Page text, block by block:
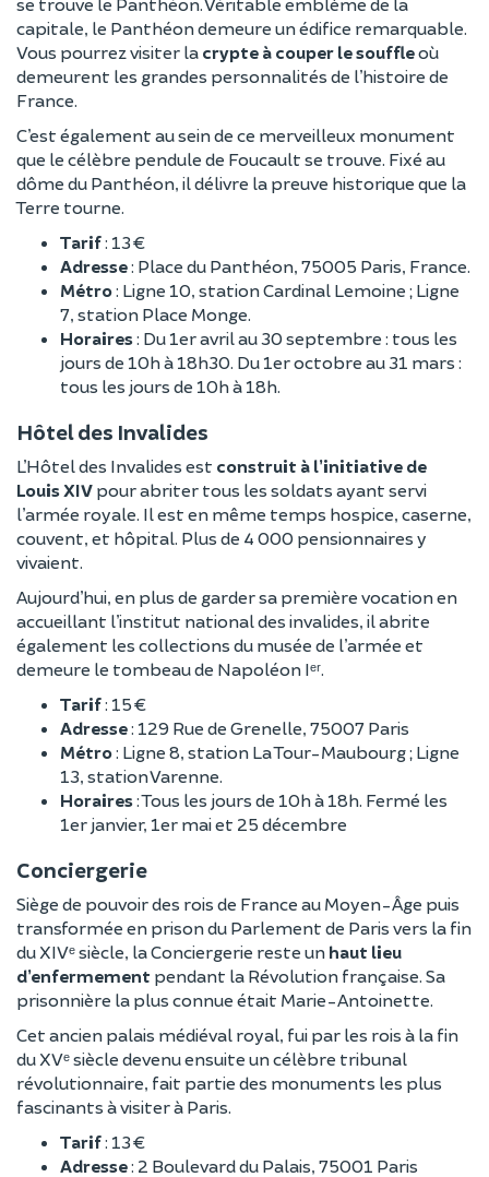
capitale, le Panthéon demeure un édifice remarquable.
Vous pourrez visiter la crypte à couper le souffleoù
demeurent les grandes personnalités de l’histoire de
France.
C’est également au sein de ce merveilleux monument
que le célèbre pendule de Foucault se trouve. Fixé au
dôme du Panthéon, il délivre la preuve historique que la
Terre tourne.
Tarif: 13 €
Adresse: Place du Panthéon, 75005 Paris, France.
Métro: Ligne 10, station Cardinal Lemoine ; Ligne
7, station Place Monge.
Horaires: Du 1er avril au 30 septembre : tous les
jours de 10h à 18h30. Du 1er octobre au 31 mars :
tous les jours de 10h à 18h.
Hôtel des Invalides
L’Hôtel des Invalides est construit à l’initiative de
Louis XIV pour abriter tous les soldats ayant servi
l’armée royale. Il est en même temps hospice, caserne,
couvent, et hôpital. Plus de 4 000 pensionnaires y
vivaient.
Aujourd’hui, en plus de garder sa première vocation en
accueillant l’institut national des invalides, il abrite
également les collections du musée de l’armée et
demeure le tombeau de Napoléon Iᵉʳ.
Tarif: 15 €
Adresse: 129 Rue de Grenelle, 75007 Paris
Métro: Ligne 8, station La Tour-Maubourg ; Ligne
13, station Varenne.
Horaires: Tous les jours de 10h à 18h. Fermé les
1er janvier, 1er mai et 25 décembre
Conciergerie
Siège de pouvoir des rois de France au Moyen-Âge puis
transformée en prison du Parlement de Paris vers la fin
du XIVᵉ siècle, la Conciergerie reste un haut lieu
d’enfermement pendant la Révolution française. Sa
prisonnière la plus connue était Marie-Antoinette.
Cet ancien palais médiéval royal, fui par les rois à la fin
du XVᵉ siècle devenu ensuite un célèbre tribunal
révolutionnaire, fait partie des monuments les plus
fascinants à visiter à Paris.
Tarif: 13 €
Adresse: 2 Boulevard du Palais, 75001 Paris